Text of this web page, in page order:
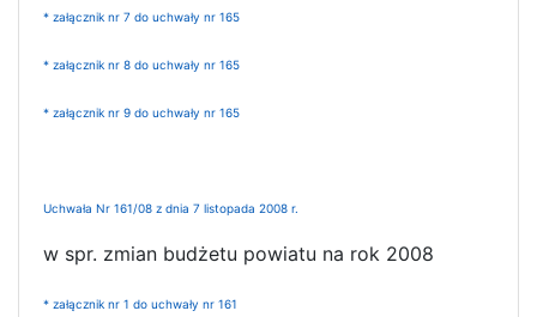
* załącznik nr 7 do uchwały nr 165
* załącznik nr 8 do uchwały nr 165
* załącznik nr 9 do uchwały nr 165
Uchwała Nr 161/08 z dnia 7 listopada 2008 r.
w spr. zmian budżetu powiatu na rok 2008
* załącznik nr 1 do uchwały nr 161